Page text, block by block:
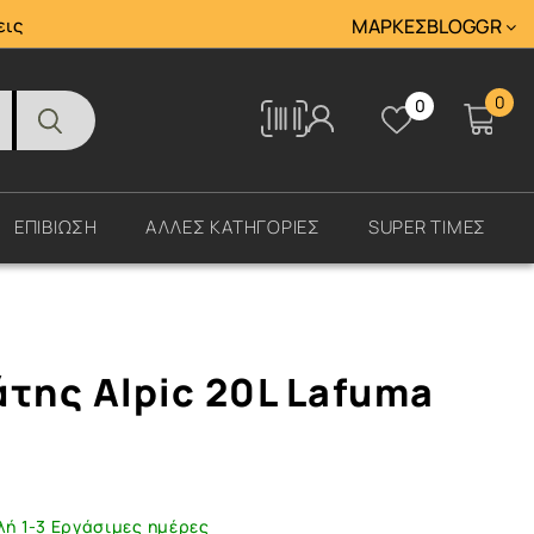
Tracking ΜΆΡΚΕΣBLOGGR
Tracking 0 0
ΕΠΙΒΙΩΣΗ ΑΛΛΕΣ ΚΑΤΗΓΟΡΙΕΣ SUPER ΤΙΜΕΣ
Alpic 20L Lafuma
1-3 Εργάσιμες ημέρες